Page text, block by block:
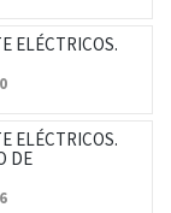
ELÉCTRICOS.
ELÉCTRICOS.
DE